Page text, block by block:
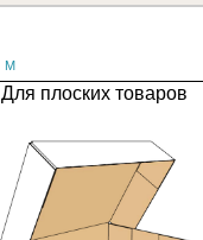
M
Для плоских товаров